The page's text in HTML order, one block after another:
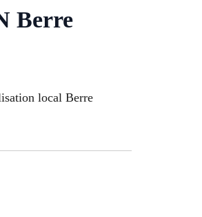
Berre
local Berre